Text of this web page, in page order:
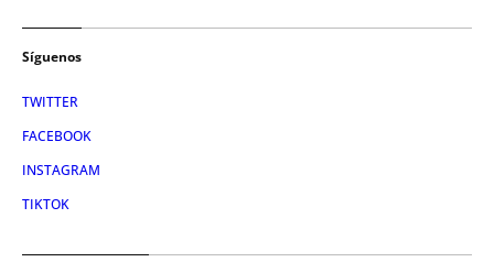
Síguenos
TWITTER
FACEBOOK
INSTAGRAM
TIKTOK